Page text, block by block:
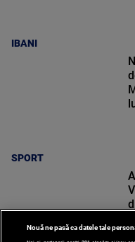
IBANI
SPORT
Nouă ne pasă ca datele tale